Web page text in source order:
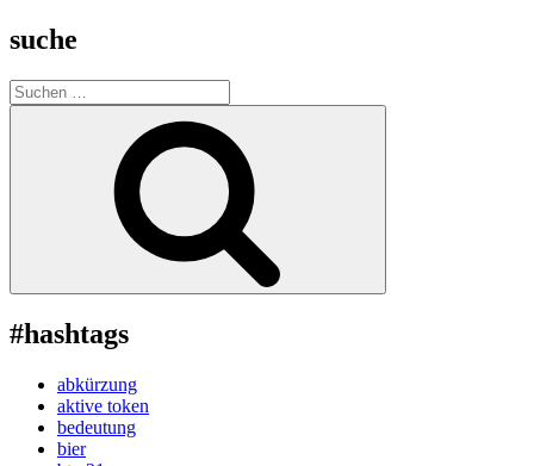
suche
Suche
nach:
#hashtags
abkürzung
aktive token
bedeutung
bier